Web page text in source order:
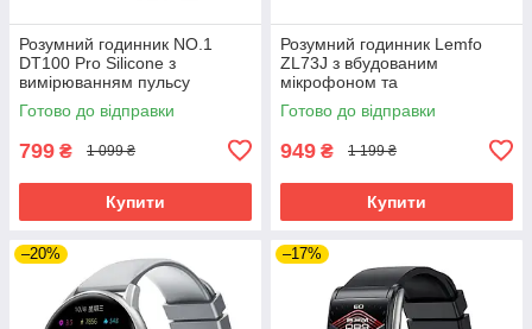
Розумний годинник NO.1
DT100 Pro Silicone з
вимірюванням пульсу
(Чорний)
Готово до відправки
799 ₴ 1 099 ₴
Купити
Розумний годинник Lemfo
ZL73J з вбудованим
мікрофоном та
пульсоксиметром (Чорний)
Готово до відправки
949 ₴ 1 199 ₴
Купити
–20% –17%